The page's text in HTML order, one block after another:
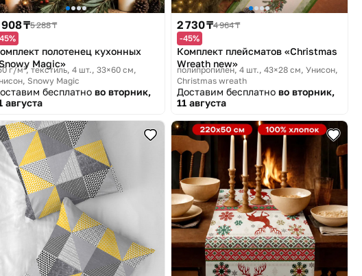
908 ₸5 288 ₸
полотенец кухонных
Magic»
г/м², текстиль, 4 шт., 33×60 см
Snowy Magic
бесплатно во вторник,
августа
2 730 ₸4 964 ₸
-45%
Комплект плейсматов «Christmas
Wreath new»
полипропилен, 4 шт., 43×28 см Унисон,
Christmas wreath
Доставим бесплатно во вторник,
11 августа